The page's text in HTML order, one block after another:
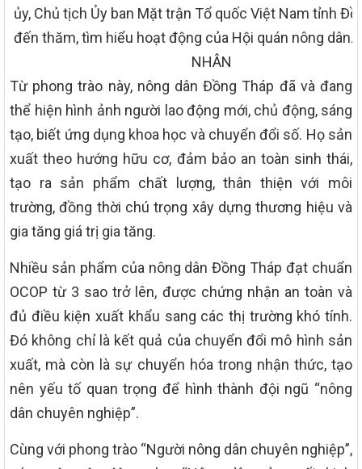
ủy, Chủ tịch Ủy ban Mặt trận Tổ quốc Việt Nam tỉnh
đến thăm, tìm hiểu hoạt động của Hội quán nông dân.
NHÂN
Từ phong trào này, nông dân Đồng Tháp đã và đang
thể hiện hình ảnh người lao động mới, chủ động, sáng
tạo, biết ứng dụng khoa học và chuyển đổi số. Họ sản
xuất theo hướng hữu cơ, đảm bảo an toàn sinh thái,
tạo ra sản phẩm chất lượng, thân thiện với môi
trường, đồng thời chú trọng xây dựng thương hiệu và
gia tăng giá trị gia tăng.
Nhiều sản phẩm của nông dân Đồng Tháp đạt chuẩn
OCOP từ 3 sao trở lên, được chứng nhận an toàn và
đủ điều kiện xuất khẩu sang các thị trường khó tính.
Đó không chỉ là kết quả của chuyển đổi mô hình sản
xuất, mà còn là sự chuyển hóa trong nhận thức, tạo
nên yếu tố quan trọng để hình thành đội ngũ “nông
dân chuyên nghiệp”.
Cùng với phong trào “Người nông dân chuyên nghiệp”,